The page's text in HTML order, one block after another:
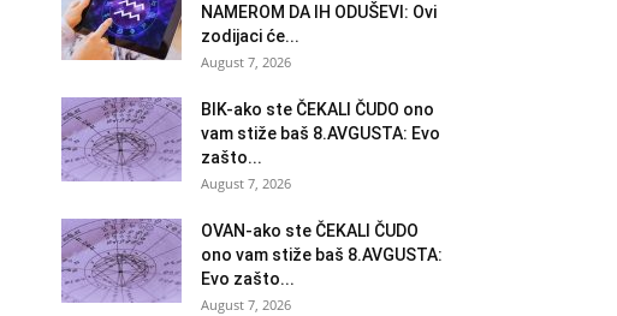
NAMEROM DA IH ODUŠEVI: Ovi
zodijaci će...
August 7, 2026
BIK-ako ste ČEKALI ČUDO ono
vam stiže baš 8.AVGUSTA: Evo
zašto...
August 7, 2026
OVAN-ako ste ČEKALI ČUDO
ono vam stiže baš 8.AVGUSTA:
Evo zašto...
August 7, 2026